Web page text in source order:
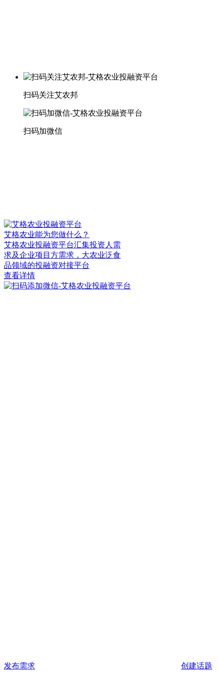
扫码关注艾农邦
扫码加微信
艾格农业能为您做什么？
艾格农业投融资平台汇集投资人需
求及企业项目方需求，大农业泛食
品领域的投融资对接平台
查看详情
发布需求 创建话题